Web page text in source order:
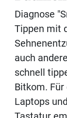
Diagnose
Tippen mit
auch
schnell
Bitkom.
Laptops